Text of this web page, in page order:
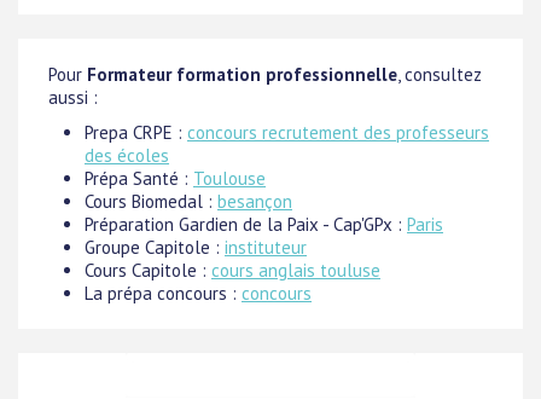
Pour Formateur formation professionnelle, consultez
aussi :
Prepa CRPE : concours recrutement des professeurs
des écoles
Prépa Santé : Toulouse
Cours Biomedal : besançon
Préparation Gardien de la Paix - Cap'GPx : Paris
Groupe Capitole : instituteur
Cours Capitole : cours anglais touluse
La prépa concours : concours